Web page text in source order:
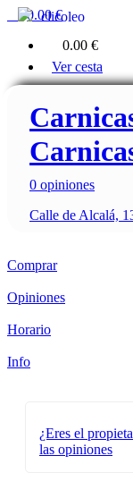
0.00 €
clicoleo
0.00 €
Ver cesta
0 opiniones
Calle de Alcalá,
Comprar
Opiniones
Horario
Info
¿Eres el
las opiniones